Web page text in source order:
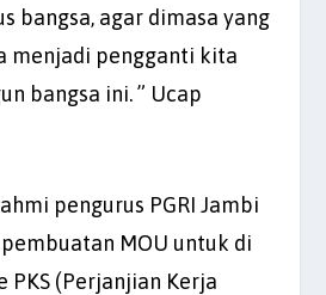
bangsa, agar dimasa yang
menjadi pengganti kita
bangsa ini. ” Ucap
pengurus PGRI Jambi
MOU untuk di
PKS (Perjanjian Kerja